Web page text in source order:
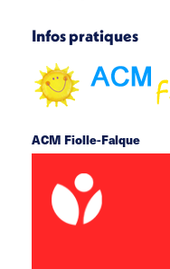
Infos pratiques
ACM Fiolle-Falque
rue du docteur Fiolle
06 69 93 49 61